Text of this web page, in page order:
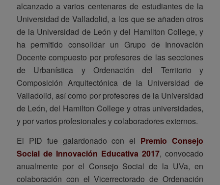
alcanzado a varios centenares de estudiantes de la
Universidad de Valladolid, a los que se añaden otros
de la Universidad de León y del Hamilton College, y
ha permitido consolidar un Grupo de Innovación
Docente compuesto por profesores de las secciones
de Urbanística y Ordenación del Territorio y
Composición Arquitectónica de la Universidad de
Valladolid, así como por profesores de la Universidad
de León, del Hamilton College y otras universidades,
y por varios profesionales y colaboradores externos.
El PID fue galardonado con el Premio Consejo
Social de Innovación Educativa 2017, convocado
anualmente por el Consejo Social de la UVa, en
colaboración con el Vicerrectorado de Ordenación